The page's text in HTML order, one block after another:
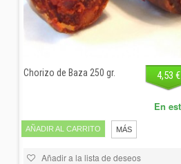
Chorizo de Baza 250 gr. 4,53 €
AÑADIR AL CARRITO MÁS
En
Añadir a la lista de deseos